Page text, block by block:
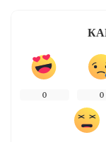
0 0